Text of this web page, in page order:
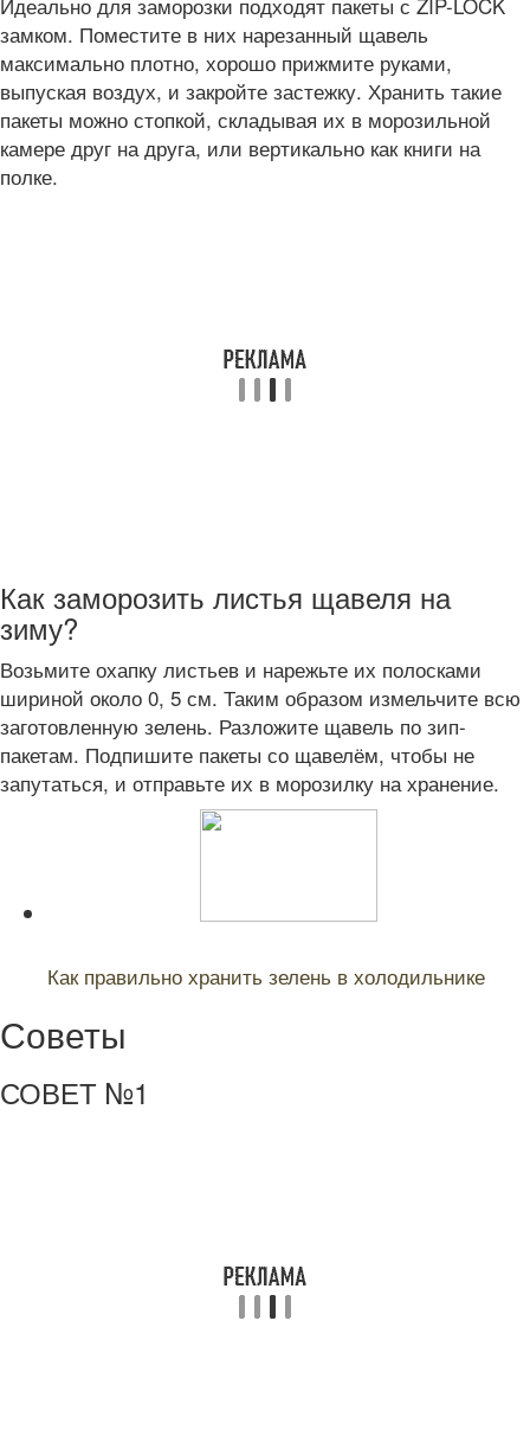
замком. Поместите в них нарезанный щавель
максимально плотно, хорошо прижмите руками,
выпуская воздух, и закройте застежку. Хранить такие
пакеты можно стопкой, складывая их в морозильной
камере друг на друга, или вертикально как книги на
полке.
Как заморозить листья щавеля на
зиму?
Возьмите охапку листьев и нарежьте их полосками
шириной около 0, 5 см. Таким образом измельчите всю
заготовленную зелень. Разложите щавель по зип-
пакетам. Подпишите пакеты со щавелём, чтобы не
запутаться, и отправьте их в морозилку на хранение.
Как правильно хранить зелень в холодильнике
Советы
СОВЕТ №1